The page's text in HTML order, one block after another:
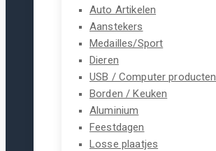
Auto Artikelen
Aanstekers
Medailles/Sport
Dieren
USB / Computer producten
Borden / Keuken
Aluminium
Feestdagen
Losse plaatjes